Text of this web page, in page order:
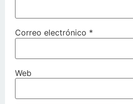
Correo electrónico *
Web